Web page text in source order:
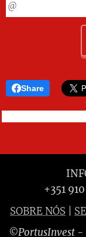
Share
+351
SOBRE NÓS
©PortusInvest -